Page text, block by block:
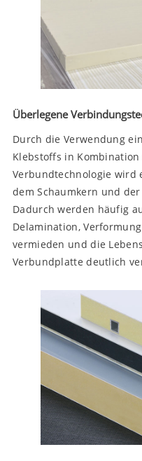
Überlegene
Durch die Verwendung
Klebstoffs in
Verbundtechnologie wird
dem Schaumkern und
Dadurch werden häufig
Delamination,
vermieden und die
Verbundplatte deutlich